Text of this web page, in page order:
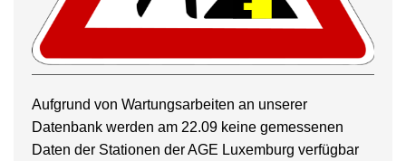
Aufgrund von Wartungsarbeiten an unserer
Datenbank werden am 22.09 keine gemessenen
Daten der Stationen der AGE Luxemburg verfügbar